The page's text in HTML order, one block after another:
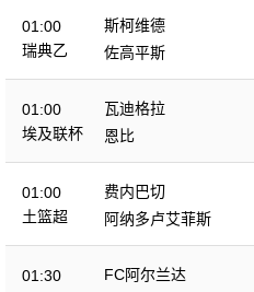
01:00
瑞典乙
斯柯维德
佐高平斯
01:00
埃及联杯
瓦迪格拉
恩比
01:00
土篮超
费内巴切
阿纳多卢艾菲斯
01:30
FC阿尔兰达